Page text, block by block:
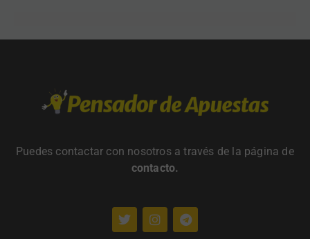
Puedes contactar con nosotros a través de la página de
contacto.